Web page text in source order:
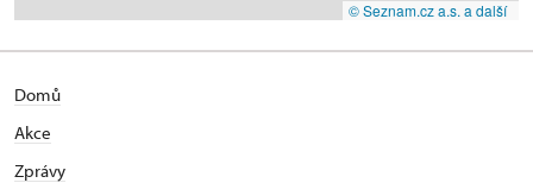
© Seznam.cz a.s. a další
Domů
Akce
Zprávy